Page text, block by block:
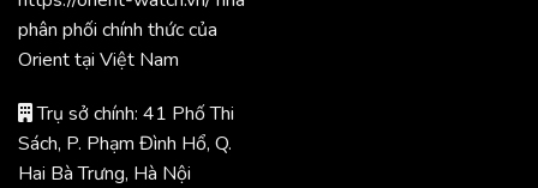
phân phối chính thức của
Orient tại Việt Nam
Trụ sở chính: 41 Phố Thi
Sách, P. Phạm Đình Hổ, Q.
Hai Bà Trưng, Hà Nội